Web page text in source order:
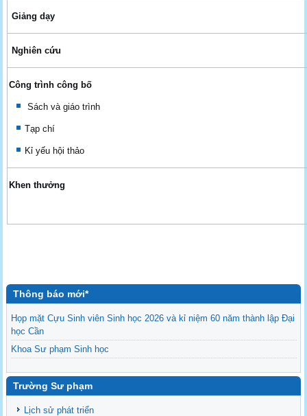
Giảng dạy
Nghiên cứu
Công trình công bố
Sách và giáo trình
Tạp chí
Kỉ yếu hội thảo
Khen thưởng
Thông báo mới*
Họp mặt Cựu Sinh viên Sinh học 2026 và kỉ niệm 60 năm thành lập Đại
học Cần
Khoa Sư phạm Sinh học
Mời họp mặt Cựu Sinh viên Bộ môn Sư phạm Sinh học 2024
Trường Sư phạm
Lịch sử phát triển